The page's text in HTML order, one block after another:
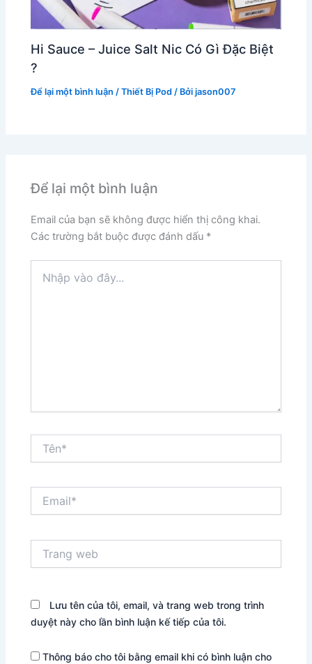
Hi Sauce – Juice Salt Nic Có Gì Đặc Biệt
?
Để lại một bình luận /Thiết Bị Pod / Bởijason007
Để lại một bình luận
Email của bạn sẽ không được hiển thị công khai.
Các trường bắt buộc được đánh dấu *
vào
web
Lưu tên của tôi, email, và trang web trong trình
duyệt này cho lần bình luận kế tiếp của tôi.
Thông báo cho tôi bằng email khi có bình luận cho